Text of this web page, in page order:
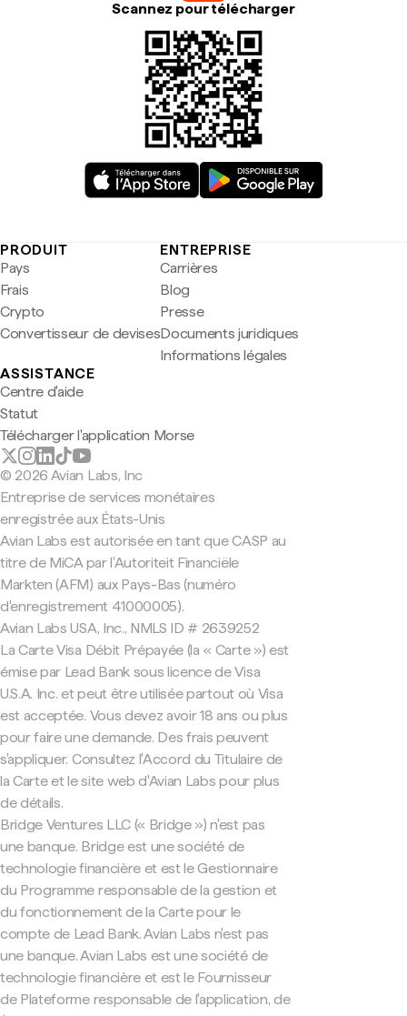
Scannez pour télécharger
PRODUIT
Pays
Frais
Crypto
Convertisseur de devises
ENTREPRISE
Carrières
Blog
Presse
Documents juridiques
Informations légales
ASSISTANCE
Centre d'aide
Statut
Télécharger l'application Morse
© 2026 Avian Labs, Inc
Entreprise de services monétaires
enregistrée aux États-Unis
Avian Labs est autorisée en tant que CASP au
titre de MiCA par l'Autoriteit Financiële
Markten (AFM) aux Pays-Bas (numéro
d'enregistrement 41000005).
Avian Labs USA, Inc., NMLS ID # 2639252
La Carte Visa Débit Prépayée (la « Carte ») est
émise par Lead Bank sous licence de Visa
U.S.A. Inc. et peut être utilisée partout où Visa
est acceptée. Vous devez avoir 18 ans ou plus
pour faire une demande. Des frais peuvent
s'appliquer. Consultez l'Accord du Titulaire de
la Carte et le site web d'Avian Labs pour plus
de détails.
Bridge Ventures LLC (« Bridge ») n'est pas
une banque. Bridge est une société de
technologie financière et est le Gestionnaire
du Programme responsable de la gestion et
du fonctionnement de la Carte pour le
compte de Lead Bank. Avian Labs n'est pas
une banque. Avian Labs est une société de
technologie financière et est le Fournisseur
de Plateforme responsable de l'application, de